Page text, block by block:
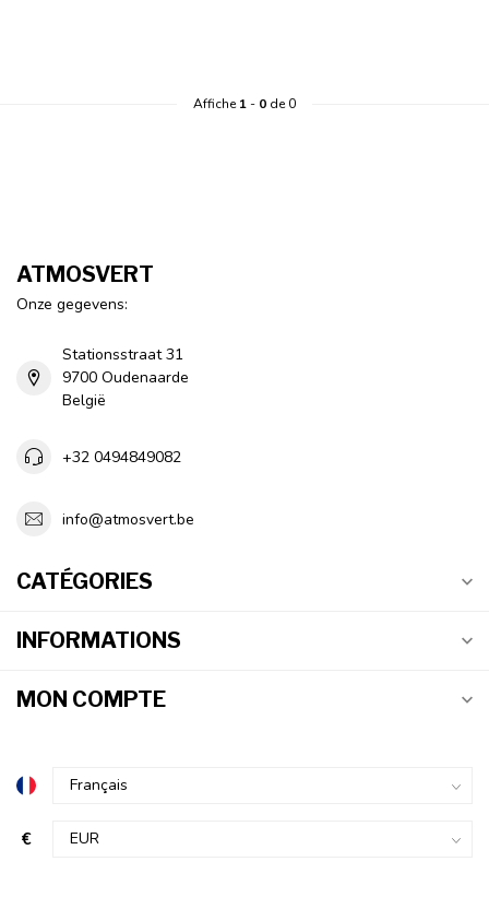
Affiche1- 0 de 0
ATMOSVERT
Onze gegevens:
Stationsstraat 31
9700 Oudenaarde
België
+32 0494849082
info@atmosvert.be
CATÉGORIES
INFORMATIONS
MON COMPTE
€